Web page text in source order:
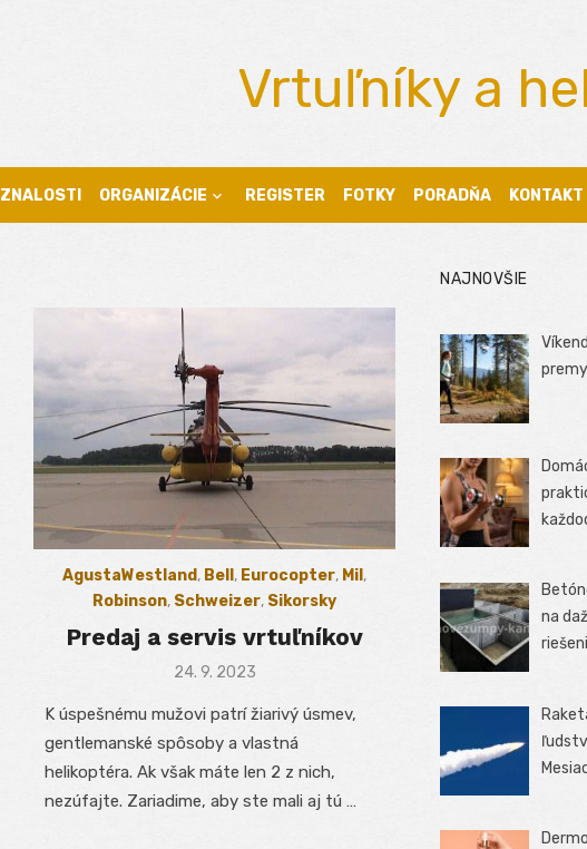
Vrtuľníky a
ZNALOSTI ORGANIZÁCIE REGISTER FOTKY PORADŇA KONTAKT
AgustaWestland, Bell , Eurocopter, Mil ,
Robinson, Schweizer, Sikorsky
Predaj a servis vrtuľníkov
Posted
24. 9. 2023
K úspešnému mužovi patrí žiarivý úsmev,
gentlemanské spôsoby a vlastná
helikoptéra. Ak však máte len 2 z nich,
nezúfajte. Zariadime, aby ste mali aj tú …
NAJNOVŠIE
na